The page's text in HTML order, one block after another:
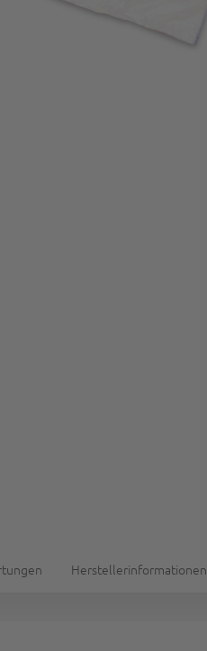
Herstellerinformationen